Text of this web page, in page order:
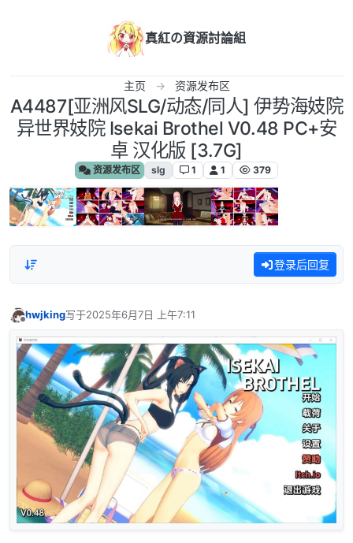
真紅の資源討論組
主页 资源发布区
A4487[亚洲风SLG/动态/同人] 伊势海妓院
异世界妓院 Isekai Brothel V0.48 PC+安
卓 汉化版 [3.7G]
资源发布区 slg 1 1 379
登录后回复
hwjking写于2025年6月7日 上午7:11
最后由 编辑